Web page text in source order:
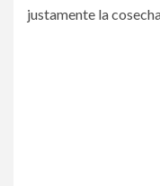
justamente la